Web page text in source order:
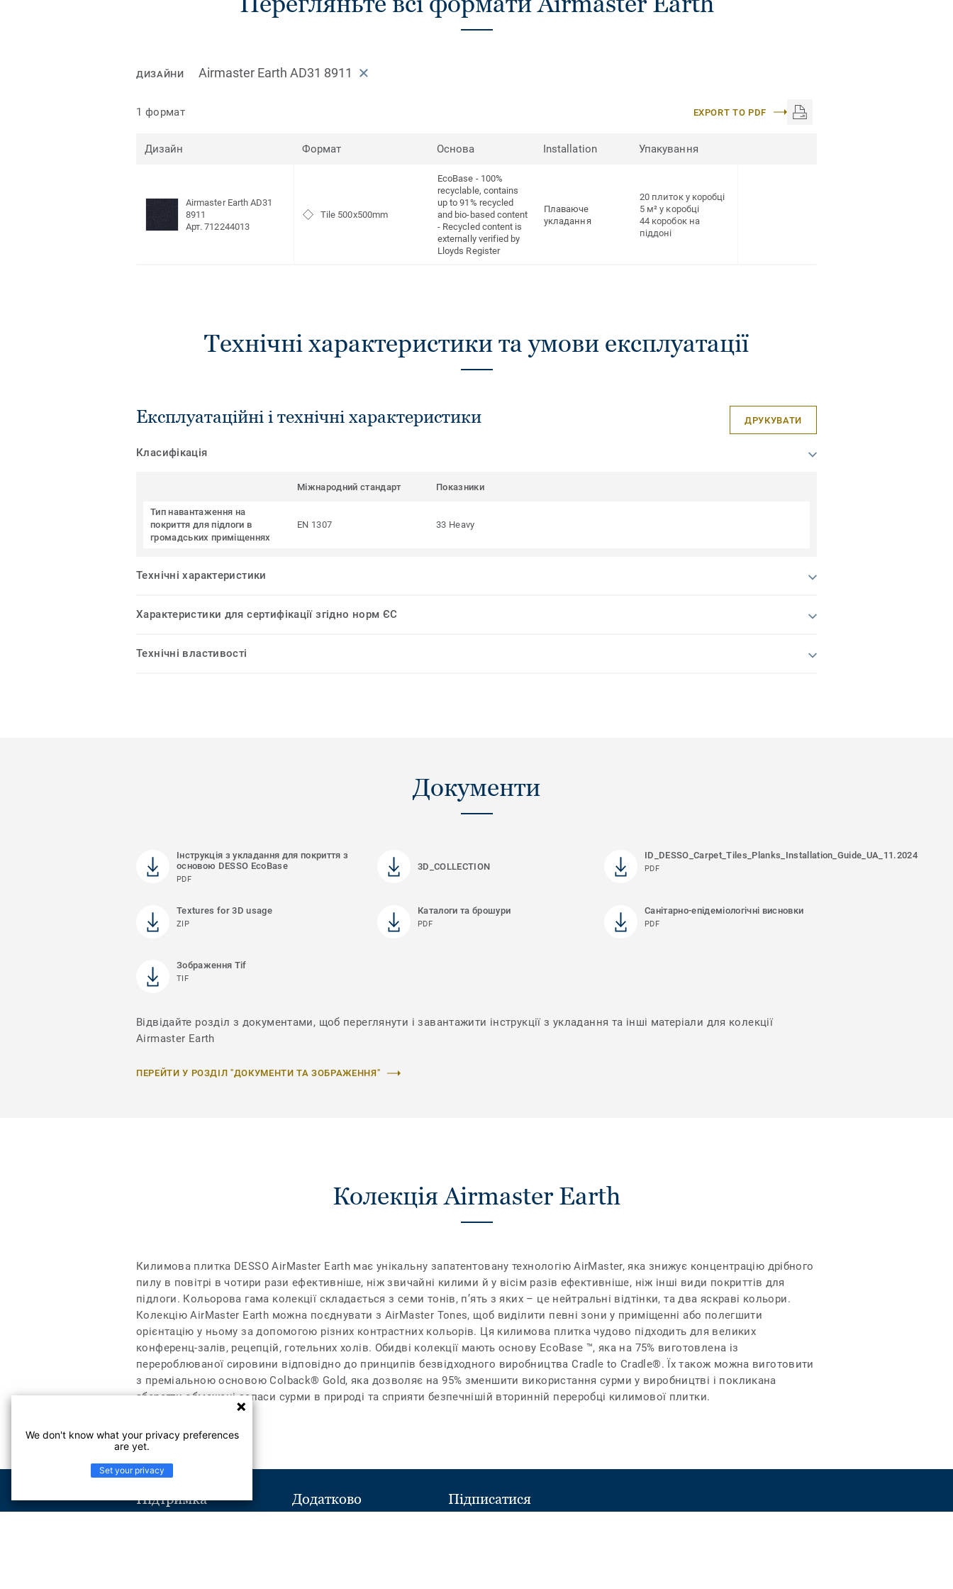
ДИЗАЙНИ Airmaster Earth AD31 8911
1 формат EXPORT TO PDF
Дизайн Формат Основа Installation Упакування
Airmaster Earth AD31
8911
Арт. 712244013
Tile 500x500mm
EcoBase - 100%
recyclable, contains
up to 91% recycled
and bio-based content
- Recycled content is
externally verified by
Lloyds Register
Плаваюче
укладання
20 плиток у коробці
5 м² у коробці
44 коробок на
піддоні
Технічні характеристики та умови експлуатації
Експлуатаційні і технічні характеристики ДРУКУВАТИ
Класифікація
Міжнародний стандарт Показники
Тип навантаження на
покриття для підлоги в
громадських приміщеннях
EN 1307 33 Heavy
Технічні характеристики
Характеристики для сертифікації згідно норм ЄС
Технічні властивості
Документи
Інструкція з укладання для покриття з
основою DESSO EcoBase
PDF
3D_COLLECTION
ID_DESSO_Carpet_Tiles_Planks_Installation_Guide_UA_11.2024
PDF
Textures for 3D usage
ZIP
Каталоги та брошури
PDF
Санітарно-епідеміологічні висновки
PDF
Зображення Tif
TIF
Відвідайте розділ з документами, щоб переглянути і завантажити інструкції з укладання та інші матеріали для колекції
Airmaster Earth
ПЕРЕЙТИ У РОЗДІЛ "ДОКУМЕНТИ ТА ЗОБРАЖЕННЯ"
Колекція Airmaster Earth
Килимова плитка DESSO AirMaster Earth має унікальну запатентовану технологію AirMaster, яка знижує концентрацію дрібного
пилу в повітрі в чотири рази ефективніше, ніж звичайні килими й у вісім разів ефективніше, ніж інші види покриттів для
підлоги. Кольорова гама колекції складається з семи тонів, п’ять з яких – це нейтральні відтінки, та два яскраві кольори.
Колекцію AirMaster Earth можна поєднувати з AirMaster Tones, щоб виділити певні зони у приміщенні або полегшити
орієнтацію у ньому за допомогою різних контрастних кольорів. Ця килимова плитка чудово підходить для великих
конференц-залів, рецепцій, готельних холів. Обидві колекції мають основу EcoBase ™, яка на 75% виготовлена із
перероблюваної сировини відповідно до принципів безвідходного виробництва Cradle to Cradle®. Їх також можна виготовити
з преміальною основою Colback® Gold, яка дозволяє на 95% зменшити використання сурми у виробництві і покликана
зберегти обмежені запаси сурми в природі та сприяти безпечнішій вторинній переробці килимової плитки.
Підтримка Додатково
Підписатися
We don't know what your privacy preferences
are yet.
Set your privacy